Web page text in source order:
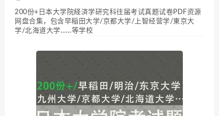
200份+日本大学院経済学研究科往届考试真题试卷PDF资源
网盘合集，包含早稲田大学/京都大学/上智经营学/東京大
学/北海道大学……等学校